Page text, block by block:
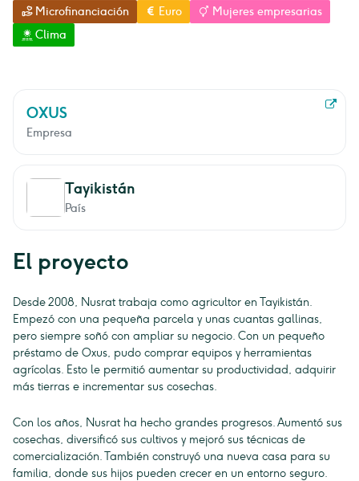
OXUS
Empresa
Tayikistán
País
El proyecto
Desde 2008, Nusrat trabaja como agricultor en Tayikistán.
Empezó con una pequeña parcela y unas cuantas gallinas,
pero siempre soñó con ampliar su negocio. Con un pequeño
préstamo de Oxus, pudo comprar equipos y herramientas
agrícolas. Esto le permitió aumentar su productividad, adquirir
más tierras e incrementar sus cosechas.
Con los años, Nusrat ha hecho grandes progresos. Aumentó sus
cosechas, diversificó sus cultivos y mejoró sus técnicas de
comercialización. También construyó una nueva casa para su
familia, donde sus hijos pueden crecer en un entorno seguro.
Microfinanciación Euro
Mujeres empresarias
Clima